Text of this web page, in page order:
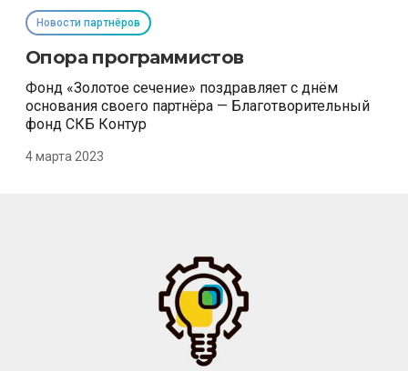
Новости партнёров
Опора программистов
Фонд «Золотое сечение» поздравляет с днём
основания своего партнёра — Благотворительный
фонд СКБ Контур
4 марта 2023